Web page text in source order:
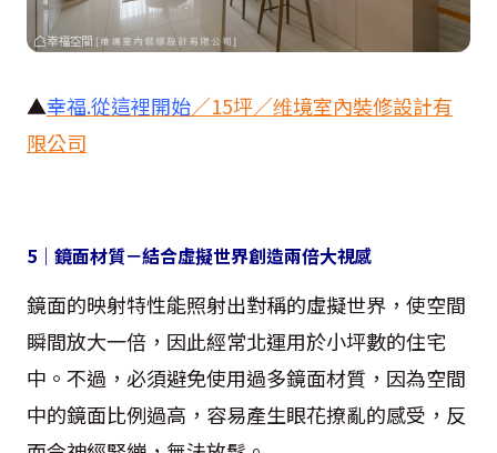
▲幸福.從這裡開始／15坪／维境室內裝修設計有
限公司
5｜鏡面材質－結合虛擬世界創造兩倍大視感
鏡面的映射特性能照射出對稱的虛擬世界，使空間
瞬間放大一倍，因此經常北運用於小坪數的住宅
中。不過，必須避免使用過多鏡面材質，因為空間
中的鏡面比例過高，容易產生眼花撩亂的感受，反